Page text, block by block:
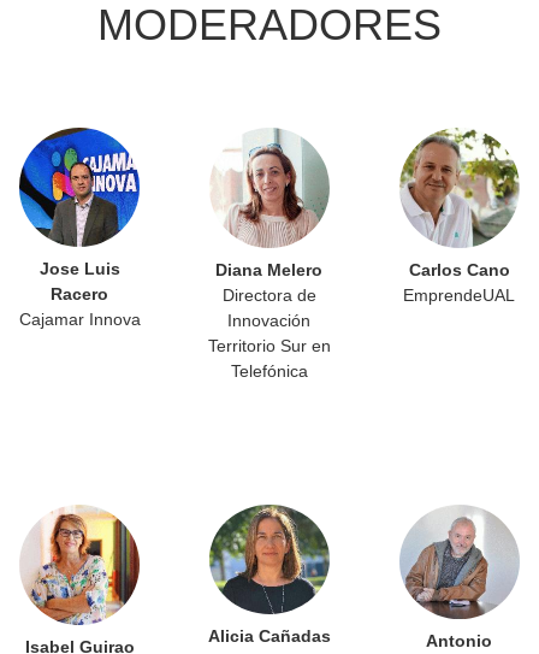
MODERADORES
Jose Luis
Racero
Cajamar Innova
Diana Melero
Directora de
Innovación
Territorio Sur en
Telefónica
Carlos Cano
EmprendeUAL
Isabel Guirao
Alicia Cañadas
Antonio